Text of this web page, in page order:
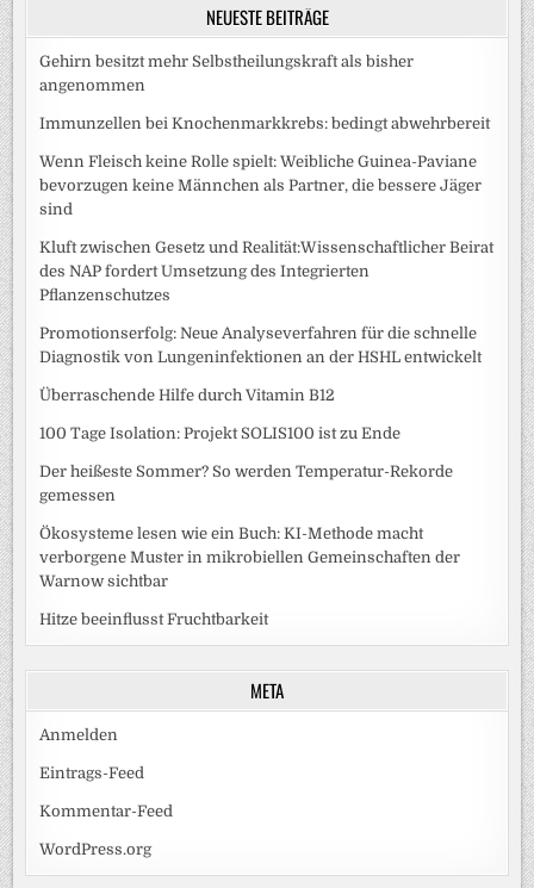
NEUESTE BEITRÄGE
Gehirn besitzt mehr Selbstheilungskraft als bisher
angenommen
Immunzellen bei Knochenmarkkrebs: bedingt abwehrbereit
Wenn Fleisch keine Rolle spielt: Weibliche Guinea-Paviane
bevorzugen keine Männchen als Partner, die bessere Jäger
sind
Kluft zwischen Gesetz und Realität:Wissenschaftlicher Beirat
des NAP fordert Umsetzung des Integrierten
Pflanzenschutzes
Promotionserfolg: Neue Analyseverfahren für die schnelle
Diagnostik von Lungeninfektionen an der HSHL entwickelt
Überraschende Hilfe durch Vitamin B12
100 Tage Isolation: Projekt SOLIS100 ist zu Ende
Der heißeste Sommer? So werden Temperatur-Rekorde
gemessen
Ökosysteme lesen wie ein Buch: KI-Methode macht
verborgene Muster in mikrobiellen Gemeinschaften der
Warnow sichtbar
Hitze beeinflusst Fruchtbarkeit
META
Anmelden
Eintrags-Feed
Kommentar-Feed
WordPress.org